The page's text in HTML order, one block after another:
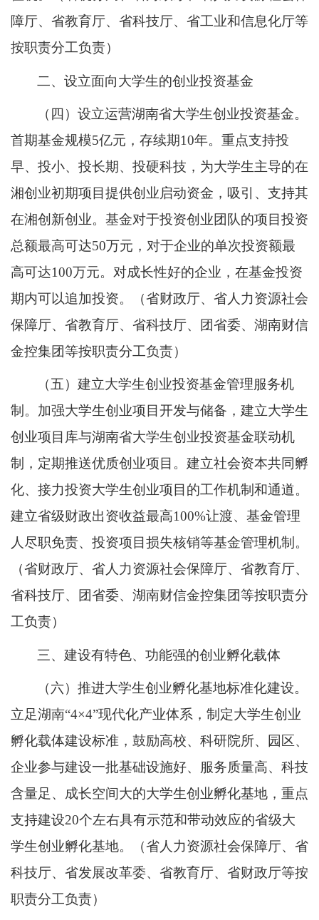
障厅、省教育厅、省科技厅、省工业和信息化厅等
按职责分工负责）
二、设立面向大学生的创业投资基金
（四）设立运营湖南省大学生创业投资基金。
首期基金规模5亿元，存续期10年。重点支持投
早、投小、投长期、投硬科技，为大学生主导的在
湘创业初期项目提供创业启动资金，吸引、支持其
在湘创新创业。基金对于投资创业团队的项目投资
总额最高可达50万元，对于企业的单次投资额最
高可达100万元。对成长性好的企业，在基金投资
期内可以追加投资。（省财政厅、省人力资源社会
保障厅、省教育厅、省科技厅、团省委、湖南财信
金控集团等按职责分工负责）
（五）建立大学生创业投资基金管理服务机
制。加强大学生创业项目开发与储备，建立大学生
创业项目库与湖南省大学生创业投资基金联动机
制，定期推送优质创业项目。建立社会资本共同孵
化、接力投资大学生创业项目的工作机制和通道。
建立省级财政出资收益最高100%让渡、基金管理
人尽职免责、投资项目损失核销等基金管理机制。
（省财政厅、省人力资源社会保障厅、省教育厅、
省科技厅、团省委、湖南财信金控集团等按职责分
工负责）
三、建设有特色、功能强的创业孵化载体
（六）推进大学生创业孵化基地标准化建设。
立足湖南“4×4”现代化产业体系，制定大学生创业
孵化载体建设标准，鼓励高校、科研院所、园区、
企业参与建设一批基础设施好、服务质量高、科技
含量足、成长空间大的大学生创业孵化基地，重点
支持建设20个左右具有示范和带动效应的省级大
学生创业孵化基地。（省人力资源社会保障厅、省
科技厅、省发展改革委、省教育厅、省财政厅等按
职责分工负责）